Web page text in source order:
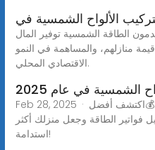
لتركيب الألواح الشمسية في
الطاقة الشمسية توفير المال
منازلهم، والمساهمة في النمو
الاقتصادي المحلي.
الشمسية في عام 2025
Feb 28, 2025 · وفر المال مع الألواح الشمسية! 💰اكتشف أفضل
الطاقة وجعل منزلك أكثر
استدامة!